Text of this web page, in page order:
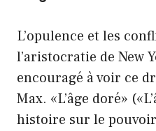
L’opulence et les
l’aristocratie de New
encouragé à voir ce
Max. «L’âge doré»
histoire sur le